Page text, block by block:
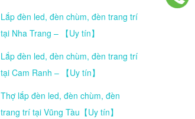
Lắp đèn led, đèn chùm, đèn trang trí
tại Nha Trang – 【Uy tín】
Lắp đèn led, đèn chùm, đèn trang trí
tại Cam Ranh – 【Uy tín】
Thợ lắp đèn led, đèn chùm, đèn
trang trí tại Vũng Tàu【Uy tín】